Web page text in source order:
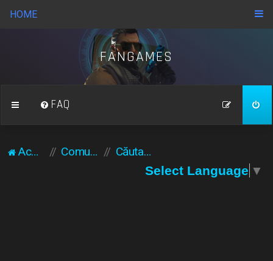
HOME
FANGAMES
FAQ
Acasă Comunitate
Căutare
Select Language ▼